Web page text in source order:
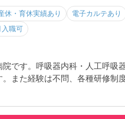
です
休・育休実績あり 電子カルテあり
入職可
です。呼吸器内科・人工呼
また経験は不問、各種研修制